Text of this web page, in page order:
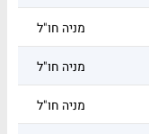
מניה חו"ל
מניה חו"ל
מניה חו"ל